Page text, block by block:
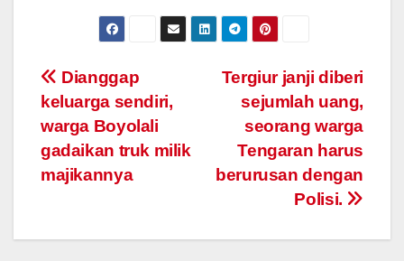
Post
navigation
Tergiur janji diberi
sejumlah uang,
seorang warga
Tengaran harus
berurusan dengan
Polisi.
Dianggap
keluarga sendiri,
warga Boyolali
gadaikan truk milik
majikannya